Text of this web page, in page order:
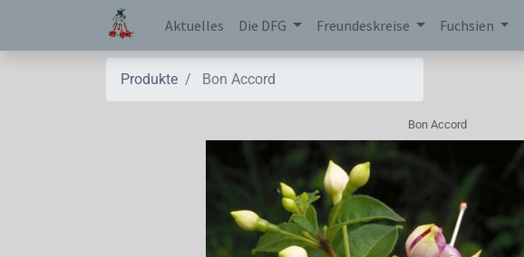
Aktuelles Die DFG Freundeskreise Fuchsien
Produkte Bon Accord
Bon Accord